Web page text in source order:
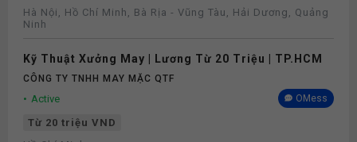
Hà Nội, Hồ Chí Minh, Bà Rịa - Vũng Tàu, Hải Dương, Quảng
Ninh
Kỹ Thuật Xưởng May | Lương Từ 20 Triệu | TP.HCM
CÔNG TY TNHH MAY MẶC QTF
Active OMess
Từ 20 triệu VND